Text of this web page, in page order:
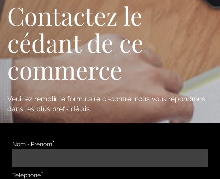
Contactez le
cédant de ce
commerce
Veuillez remplir le formulaire ci-contre, nous vous répondrons
dans les plus brefs délais.
Nom - Prénom
Téléphone